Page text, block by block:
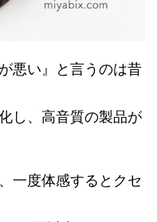
悪い』と言うのは昔
し、高音質の製品が
一度体感するとクセ